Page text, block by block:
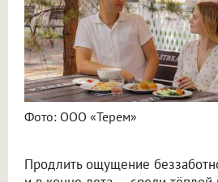
Фото: ООО «Терем»
Продлить ощущение